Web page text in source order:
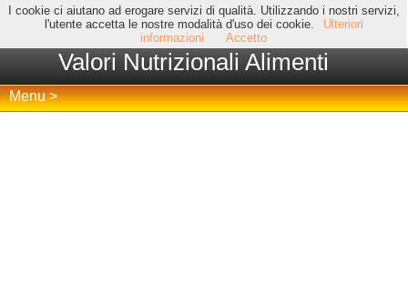
I cookie ci aiutano ad erogare servizi di qualità. Utilizzando i nostri servizi,
l'utente accetta le nostre modalità d'uso dei cookie.
Ulteriori
informazioni
Accetto
Valori Nutrizionali Alimenti
Menu >